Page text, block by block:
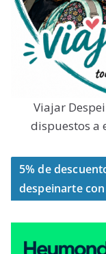
Viajar
dispuestos a
5% de
despeinarte